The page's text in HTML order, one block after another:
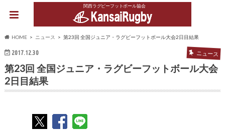
関西ラグビーフットボール協会
HOME ニュース 第23回 全国ジュニア・ラグビーフットボール大会2日目結果
2017.12.30 ニュース
第23回 全国ジュニア・ラグビーフットボール大会
2日目結果